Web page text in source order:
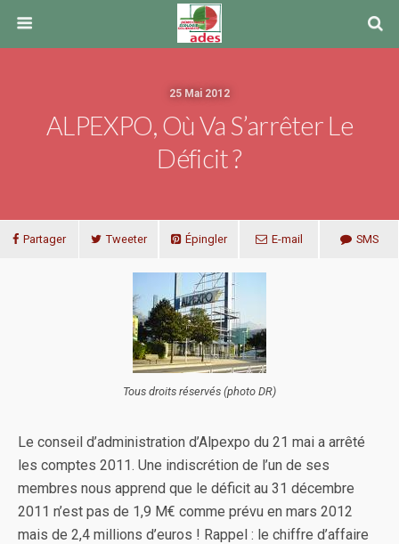
25 Mai 2012
ALPEXPO, Où Va S’arrêter Le
Déficit ?
Partager Tweeter Épingler E-mail SMS
Tous droits réservés (photo DR)
Le conseil d’administration d’Alpexpo du 21 mai a arrêté
les comptes 2011. Une indiscrétion de l’un de ses
membres nous apprend que le déficit au 31 décembre
2011 n’est pas de 1,9 M€ comme prévu en mars 2012
mais de 2,4 millions d’euros ! Rappel : le chiffre d’affaire